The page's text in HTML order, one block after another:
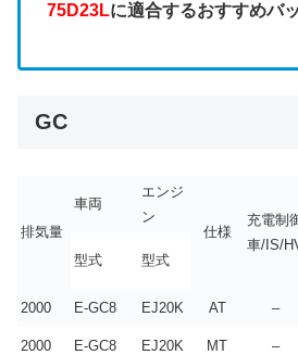
75D23Lに適合するおすすめバ
GC
排気量
車両
エンジ
ン
仕様
充電制
車/IS/
型式 型式
2000 E-GC8 EJ20K AT –
2000 E-GC8 EJ20K MT –